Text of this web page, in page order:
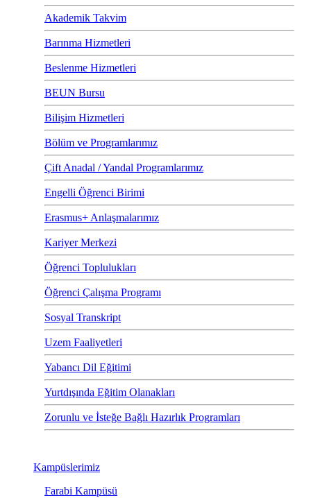
Akademik Takvim
Barınma Hizmetleri
Beslenme Hizmetleri
BEUN Bursu
Bilişim Hizmetleri
Bölüm ve Programlarımız
Çift Anadal / Yandal Programlarımız
Engelli Öğrenci Birimi
Erasmus+ Anlaşmalarımız
Kariyer Merkezi
Öğrenci Toplulukları
Öğrenci Çalışma Programı
Sosyal Transkript
Uzem Faaliyetleri
Yabancı Dil Eğitimi
Yurtdışında Eğitim Olanakları
Zorunlu ve İsteğe Bağlı Hazırlık Programları
Kampüslerimiz
Farabi Kampüsü